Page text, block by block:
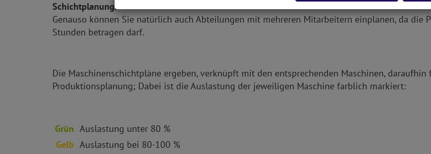
Schichtplanung.
Genauso können Sie natürlich auch Abteilungen mit mehreren Mitarbeitern einplanen, da die
Stunden betragen darf.
Die Maschinenschichtpläne ergeben, verknüpft mit den entsprechenden Maschinen,
Produktionsplanung; Dabei ist die Auslastung der jeweiligen Maschine farblich markiert:
Grün Auslastung unter 80 %
Gelb Auslastung bei 80-100 %